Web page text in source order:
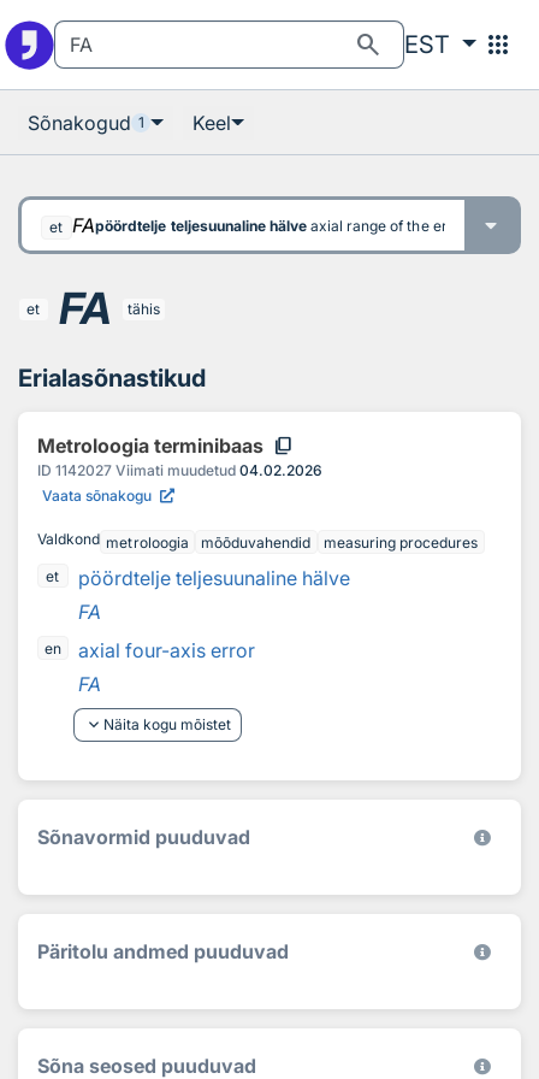
search EST apps
Sõnakogud 1 Keel
et FApöördtelje teljesuunaline hälve axial range of the error of
et FA tähis
Erialasõnastikud
Metroloogia terminibaas content_copy
ID 1142027 Viimati muudetud 04.02.2026
Vaata sõnakogu
Valdkond metroloogia mõõduvahendid
measuring procedures
et
pöördtelje teljesuunaline hälve
FA
en
axial four-axis error
FA
keyboard_arrow_down Näita kogu mõistet
Sõnavormid puuduvad
Päritolu andmed puuduvad
Sõna seosed puuduvad